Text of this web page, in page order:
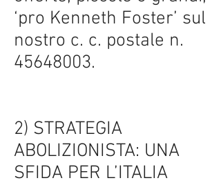
‘pro Kenneth Foster’ sul
nostro c. c. postale n.
45648003.
2) STRATEGIA
ABOLIZIONISTA: UNA
SFIDA PER L’ITALIA